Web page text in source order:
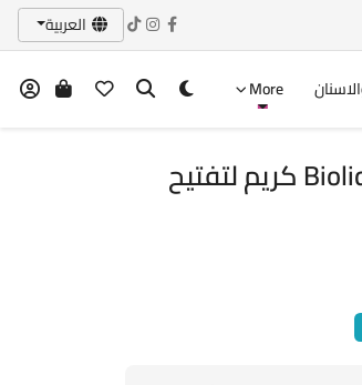
العربية
More
Bioliq Cream to lighten discolorations كريم لتفتيح